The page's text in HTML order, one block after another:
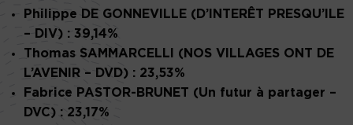
Philippe DE GONNEVILLE (D’INTERÊT PRESQU’ILE
– DIV) : 39,14%
Thomas SAMMARCELLI (NOS VILLAGES ONT DE
L’AVENIR – DVD) : 23,53%
Fabrice PASTOR-BRUNET (Un futur à partager –
DVC) : 23,17%